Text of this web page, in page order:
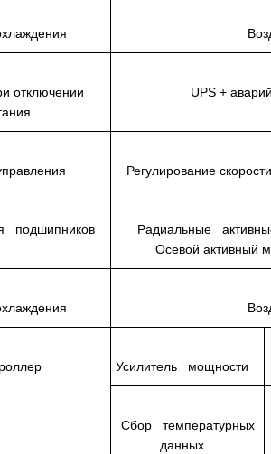
отключении
UPS +
Регулирование
подшипников
Радиальные
Осевой активный
Усилитель мощности
Сбор температурных
данных